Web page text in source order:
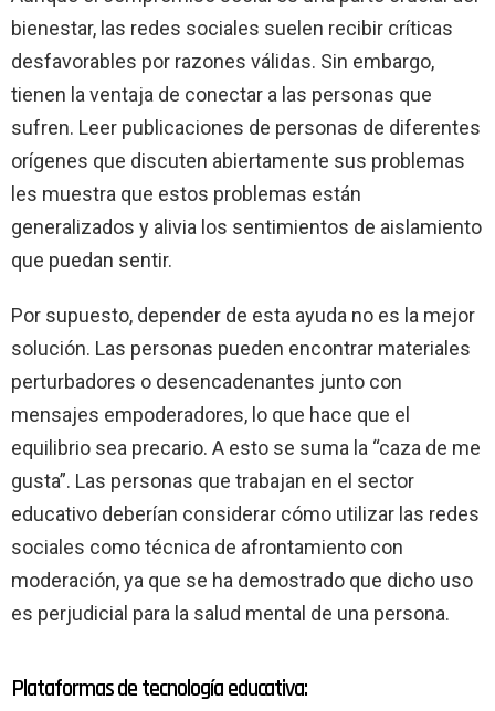
bienestar, las redes sociales suelen recibir críticas
desfavorables por razones válidas. Sin embargo,
tienen la ventaja de conectar a las personas que
sufren. Leer publicaciones de personas de diferentes
orígenes que discuten abiertamente sus problemas
les muestra que estos problemas están
generalizados y alivia los sentimientos de aislamiento
que puedan sentir.
Por supuesto, depender de esta ayuda no es la mejor
solución. Las personas pueden encontrar materiales
perturbadores o desencadenantes junto con
mensajes empoderadores, lo que hace que el
equilibrio sea precario. A esto se suma la “caza de me
gusta”. Las personas que trabajan en el sector
educativo deberían considerar cómo utilizar las redes
sociales como técnica de afrontamiento con
moderación, ya que se ha demostrado que dicho uso
es perjudicial para la salud mental de una persona.
Plataformas de tecnología educativa: